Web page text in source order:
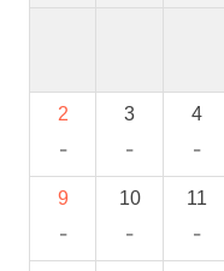
2
-
3
-
4
-
9
-
10
-
11
-